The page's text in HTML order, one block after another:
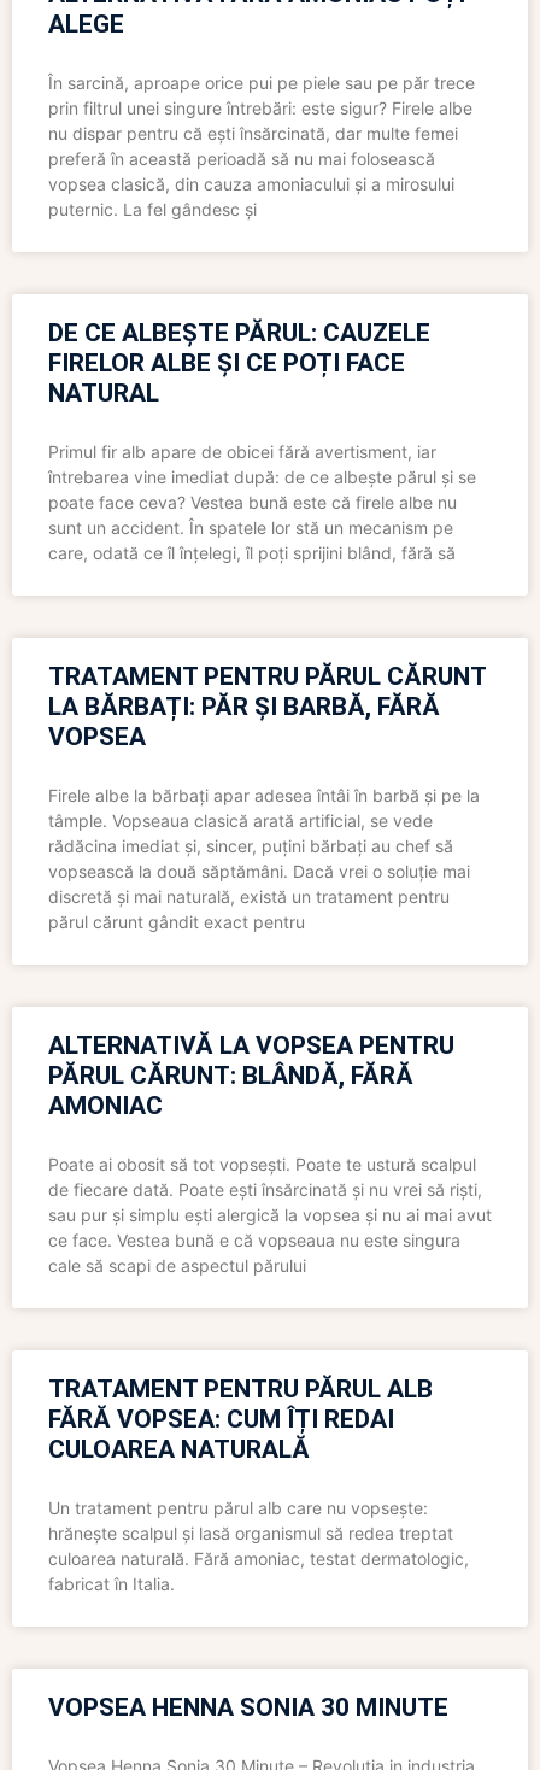
ALEGE
În sarcină, aproape orice pui pe piele sau pe păr trece
prin filtrul unei singure întrebări: este sigur? Firele albe
nu dispar pentru că ești însărcinată, dar multe femei
preferă în această perioadă să nu mai folosească
vopsea clasică, din cauza amoniacului și a mirosului
puternic. La fel gândesc și
DE CE ALBEȘTE PĂRUL: CAUZELE
FIRELOR ALBE ȘI CE POȚI FACE
NATURAL
Primul fir alb apare de obicei fără avertisment, iar
întrebarea vine imediat după: de ce albește părul și se
poate face ceva? Vestea bună este că firele albe nu
sunt un accident. În spatele lor stă un mecanism pe
care, odată ce îl înțelegi, îl poți sprijini blând, fără să
TRATAMENT PENTRU PĂRUL CĂRUNT
LA BĂRBAȚI: PĂR ȘI BARBĂ, FĂRĂ
VOPSEA
Firele albe la bărbați apar adesea întâi în barbă și pe la
tâmple. Vopseaua clasică arată artificial, se vede
rădăcina imediat și, sincer, puțini bărbați au chef să
vopsească la două săptămâni. Dacă vrei o soluție mai
discretă și mai naturală, există un tratament pentru
părul cărunt gândit exact pentru
ALTERNATIVĂ LA VOPSEA PENTRU
PĂRUL CĂRUNT: BLÂNDĂ, FĂRĂ
AMONIAC
Poate ai obosit să tot vopsești. Poate te ustură scalpul
de fiecare dată. Poate ești însărcinată și nu vrei să riști,
sau pur și simplu ești alergică la vopsea și nu ai mai avut
ce face. Vestea bună e că vopseaua nu este singura
cale să scapi de aspectul părului
TRATAMENT PENTRU PĂRUL ALB
FĂRĂ VOPSEA: CUM ÎȚI REDAI
CULOAREA NATURALĂ
Un tratament pentru părul alb care nu vopsește:
hrănește scalpul și lasă organismul să redea treptat
culoarea naturală. Fără amoniac, testat dermatologic,
fabricat în Italia.
VOPSEA HENNA SONIA 30 MINUTE